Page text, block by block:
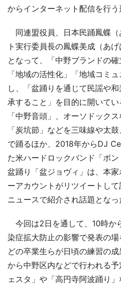
からインターネット配信を行う
同連盟役員、日本民踊鳳蝶
ト実行委員長の鳳蝶美成（あ
となって、「中野ブランドの確
「地域の活性化」「地域コミ
し、「盆踊りを通じて民謡や
承すること」を目的に開いて
「中野音頭」、オーソドック
「炭坑節」などを三味線や太
で踊るほか、2018年からDJ
た米ハードロックバンド「ボ
盆踊り「盆ジョヴィ」は、本
ーアカウントがリツイートし
ニュースで紹介され話題となっ
今回は2日を通して、10時か
染症拡大防止の影響で発表の
どの卒業生らが日頃の練習の
から中野区内などで行われる
ェスタ」や「高円寺阿波踊り